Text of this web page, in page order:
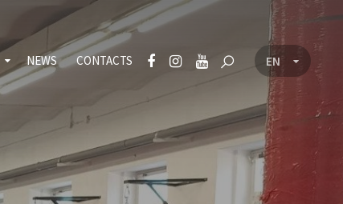
NEWS CONTACTS
CZ
EN